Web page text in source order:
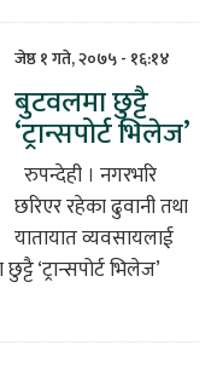
जेष्ठ १ गते, २०७५ - १६:१४
बुटवलमा छुट्टै
‘ट्रान्सपोर्ट भिलेज’
रुपन्देही । नगरभरि
छरिएर रहेका ढुवानी तथा
यातायात व्यवसायलाई
‘ट्रान्सपोर्ट भिलेज’